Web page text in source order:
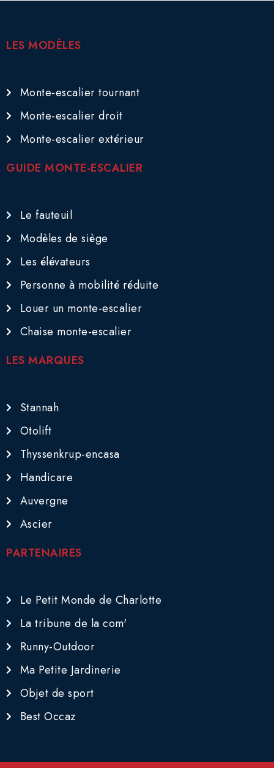
LES MODÈLES
Monte-escalier tournant
Monte-escalier droit
Monte-escalier extérieur
GUIDE MONTE-ESCALIER
Le fauteuil
Modèles de siège
Les élévateurs
Personne à mobilité réduite
Louer un monte-escalier
Chaise monte-escalier
LES MARQUES
Stannah
Otolift
Thyssenkrup-encasa
Handicare
Auvergne
Ascier
PARTENAIRES
Le Petit Monde de Charlotte
La tribune de la com'
Runny-Outdoor
Ma Petite Jardinerie
Objet de sport
Best Occaz